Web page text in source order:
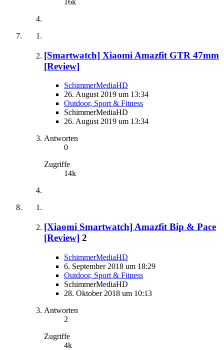
16k
[Smartwatch] Xiaomi Amazfit GTR 47mm
[Review]
SchimmerMediaHD
26. August 2019 um 13:34
Outdoor, Sport & Fitness
SchimmerMediaHD
26. August 2019 um 13:34
Antworten
0
Zugriffe
14k
[Xiaomi Smartwatch] Amazfit Bip & Pace
[Review] 2
SchimmerMediaHD
6. September 2018 um 18:29
Outdoor, Sport & Fitness
SchimmerMediaHD
28. Oktober 2018 um 10:13
Antworten
2
Zugriffe
4k